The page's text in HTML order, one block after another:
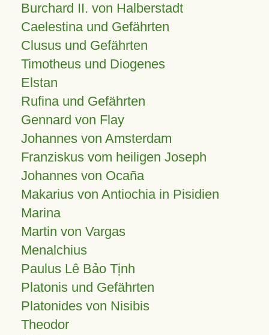
Burchard II. von Halberstadt
Caelestina und Gefährten
Clusus und Gefährten
Timotheus und Diogenes
Elstan
Rufina und Gefährten
Gennard von Flay
Johannes von Amsterdam
Franziskus vom heiligen Joseph
Johannes von Ocaña
Makarius von Antiochia in Pisidien
Marina
Martin von Vargas
Menalchius
Paulus Lê Bảo Tịnh
Platonis und Gefährten
Platonides von Nisibis
Theodor